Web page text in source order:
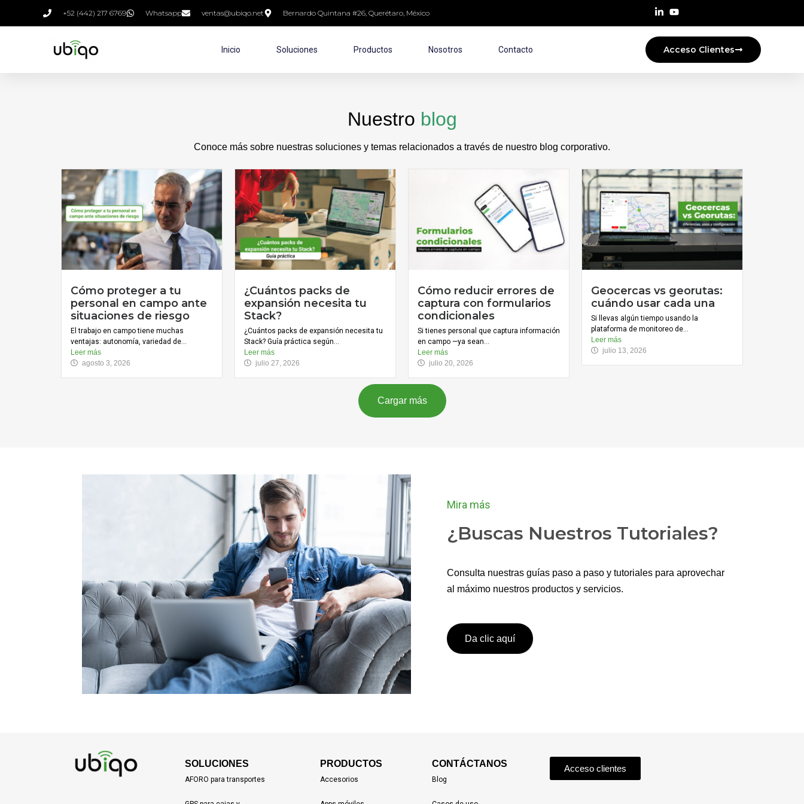
+52 (442) 217 6769 Whatsapp ventas@ubiqo.net Bernardo Quintana #26, Querétaro, México
Inicio Soluciones Productos Nosotros Contacto Acceso Clientes
Nuestro blog
Conoce más sobre nuestras soluciones y temas relacionados a través de nuestro blog corporativo.
Cómo proteger a tu
personal en campo ante
situaciones de riesgo
El trabajo en campo tiene muchas
ventajas: autonomía, variedad de...
Leer más
agosto 3, 2026
¿Cuántos packs de
expansión necesita tu
Stack?
¿Cuántos packs de expansión necesita tu
Stack? Guía práctica según...
Leer más
julio 27, 2026
Cómo reducir errores de
captura con formularios
condicionales
Si tienes personal que captura información
en campo —ya sean...
Leer más
julio 20, 2026
Geocercas vs georutas:
cuándo usar cada una
Si llevas algún tiempo usando la
plataforma de monitoreo de...
Leer más
julio 13, 2026
Cargar más
Mira más
¿Buscas Nuestros Tutoriales?
Consulta nuestras guías paso a paso y tutoriales para aprovechar
al máximo nuestros productos y servicios.
Da clic aquí
SOLUCIONES
AFORO para transportes
PRODUCTOS
Accesorios
CONTÁCTANOS
Blog
Acceso clientes